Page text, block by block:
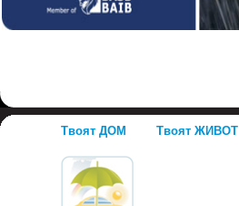
Твоят ДОМ Твоят ЖИВОТ